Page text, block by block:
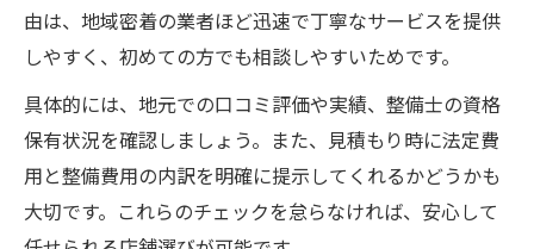
由は、地域密着の業者ほど迅速で丁寧なサービスを提供
しやすく、初めての方でも相談しやすいためです。
具体的には、地元での口コミ評価や実績、整備士の資格
保有状況を確認しましょう。また、見積もり時に法定費
用と整備費用の内訳を明確に提示してくれるかどうかも
大切です。これらのチェックを怠らなければ、安心して